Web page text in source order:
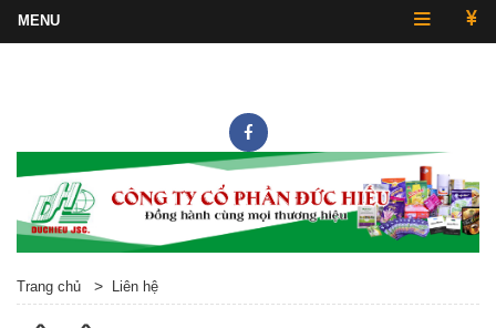
Trang chủ > Liên hệ